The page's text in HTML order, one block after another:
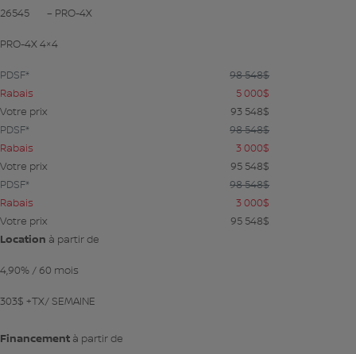
26545 – PRO-4X
PRO-4X 4×4
PDSF* 98 548$
Rabais
5 000$
Votre prix
93 548$
PDSF*
98 548$
Rabais
3 000$
Votre prix
95 548$
PDSF*
98 548$
Rabais
3 000$
Votre prix
95 548$
Location à partir de
4,90% / 60 mois
303$ +TX/ SEMAINE
Financement à partir de